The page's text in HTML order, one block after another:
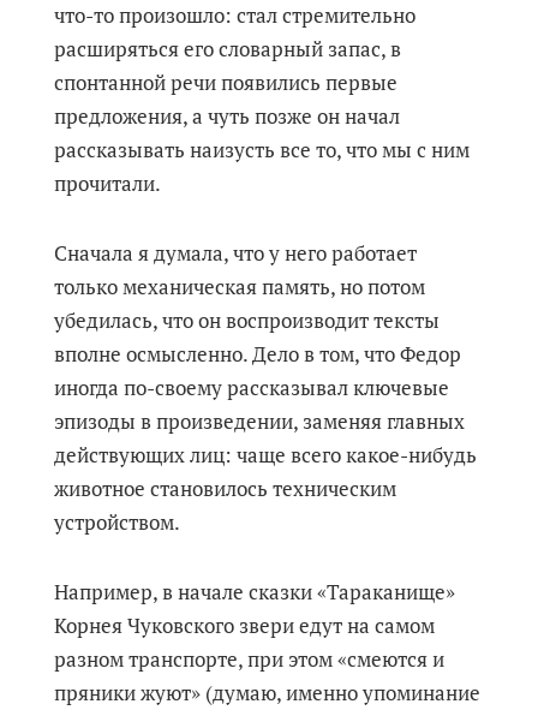
что-то произошло: стал стремительно
расширяться его словарный запас, в
спонтанной речи появились первые
предложения, а чуть позже он начал
рассказывать наизусть все то, что мы с ним
прочитали.
Сначала я думала, что у него работает
только механическая память, но потом
убедилась, что он воспроизводит тексты
вполне осмысленно. Дело в том, что Федор
иногда по-своему рассказывал ключевые
эпизоды в произведении, заменяя главных
действующих лиц: чаще всего какое-нибудь
животное становилось техническим
устройством.
Например, в начале сказки «Тараканище»
Корнея Чуковского звери едут на самом
разном транспорте, при этом «смеются и
пряники жуют» (думаю, именно упоминание